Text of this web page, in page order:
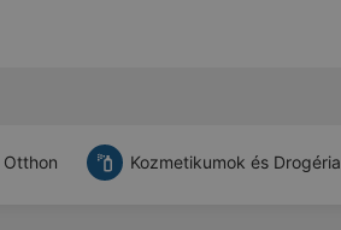
Otthon Kozmetikumok és Drogéria